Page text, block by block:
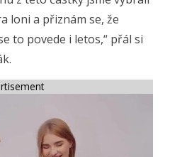
loni a přiznám se, že
to povede i letos,“ přál si